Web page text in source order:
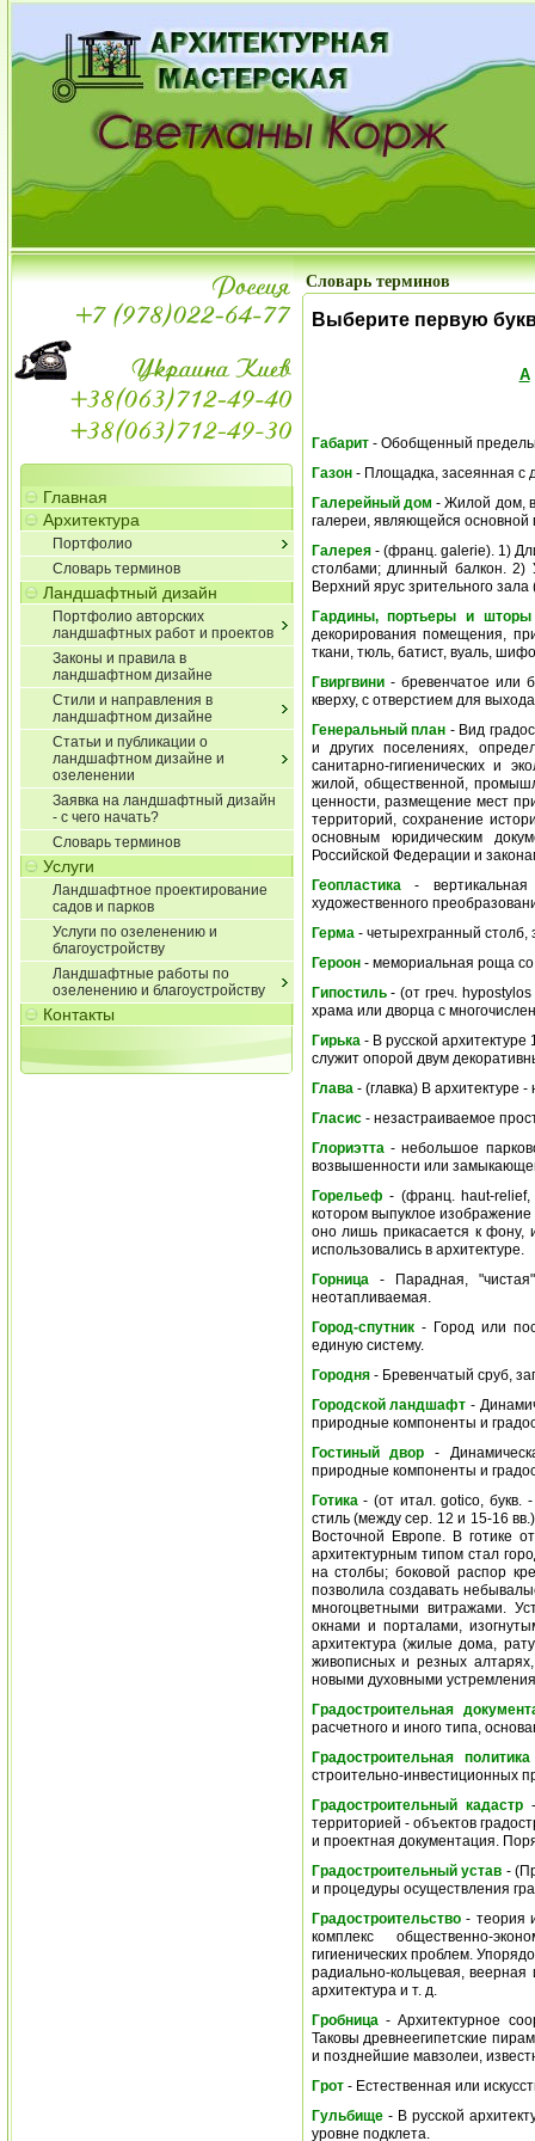
Главная
Архитектура
Портфолио
Словарь терминов
Ландшафтный дизайн
Портфолио авторских
ландшафтных работ и проектов
Законы и правила в
ландшафтном дизайне
Стили и направления в
ландшафтном дизайне
Статьи и публикации о
ландшафтном дизайне и
озеленении
Заявка на ландшафтный дизайн
- с чего начать?
Словарь терминов
Услуги
Ландшафтное проектирование
садов и парков
Услуги по озеленению и
благоустройству
Ландшафтные работы по
озеленению и благоустройству
Контакты
Словарь терминов
Выберите первую
А
Габарит- Обобщенный
Газон- Площадка, засеянная с
Галерейный дом - Жилой дом,
галереи, являющейся основной
Галерея- (франц. galerie). 1)
столбами; длинный балкон.
Верхний ярус зрительного зала
Гардины, портьеры и шторы
декорирования помещения,
ткани, тюль, батист, вуаль,
Гвиргвини- бревенчатое или
кверху, с отверстием для
Генеральный план - Вид
и других поселениях,
санитарно-гигиенических и
жилой, общественной,
ценности, размещение мест
территорий, сохранение
основным юридическим
Российской Федерации и
Геопластика- вертикальная
художественного
Герма- четырехгранный столб,
Героон- мемориальная роща со
Гипостиль- (от греч.
храма или дворца с
Гирька- В русской
служит опорой двум
Глава- (главка) В архитектуре
Гласис- незастраиваемое
Глориэтта- небольшое
возвышенности или
Горельеф - (франц. haut-relief,
котором выпуклое
оно лишь прикасается к фону,
использовались в архитектуре.
Горница- Парадная,
неотапливаемая.
Город-спутник- Город или
единую систему.
Городня- Бревенчатый сруб,
Городской ландшафт -
природные компоненты и
Гостиный двор -
природные компоненты и
Готика- (от итал. gotico, букв. -
стиль (между сер. 12 и 15-16
Восточной Европе. В готике
архитектурным типом стал
на столбы; боковой распор
позволила создавать
многоцветными витражами.
окнами и порталами,
архитектура (жилые дома,
живописных и резных
новыми духовными
Градостроительная
расчетного и иного типа,
Градостроительная политика
строительно-инвестиционных
Градостроительный кадастр
территорией - объектов
и проектная документация.
Градостроительный устав -
и процедуры осуществления
Градостроительство- теория и
комплекс общественно-
гигиенических проблем.
радиально-кольцевая,
архитектура и т. д.
Гробница- Архитектурное
Таковы древнеегипетские
и позднейшие мавзолеи,
Грот- Естественная или
Гульбище- В русской
уровне подклета.